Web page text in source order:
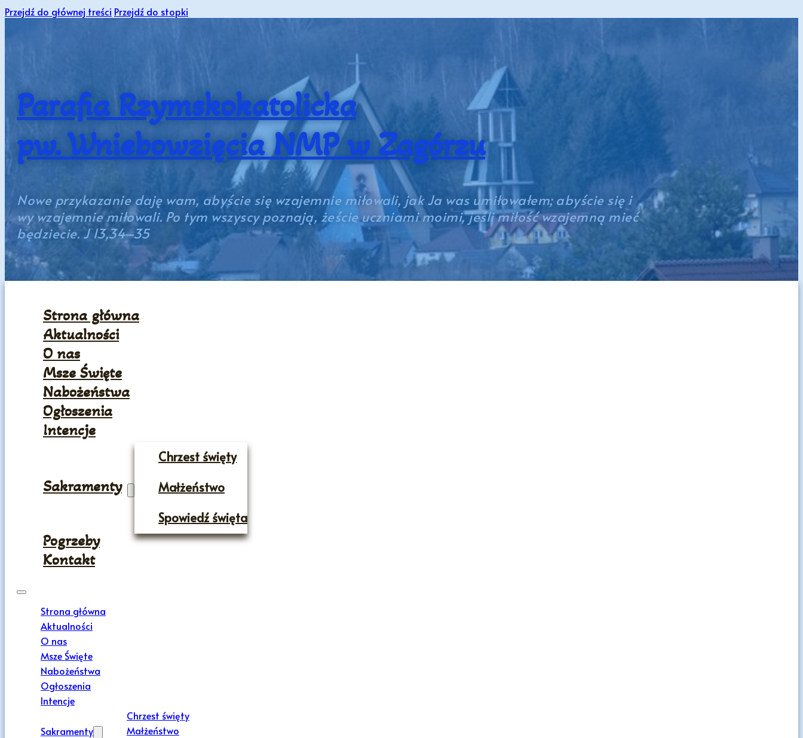
Przejdź do głównej treści Przejdź do stopki
Parafia Rzymskokatolicka
pw. Wniebowzięcia NMP w Zagórzu
Nowe przykazanie daję wam, abyście się wzajemnie miłowali, jak Ja was umiłowałem; abyście się i
wy wzajemnie miłowali. Po tym wszyscy poznają, żeście uczniami moimi, jeśli miłość wzajemną mieć
będziecie. J 13,34–35
Strona główna
Aktualności
O nas
Msze Święte
Nabożeństwa
Ogłoszenia
Intencje
Sakramenty
Chrzest święty
Małżeństwo
Spowiedź święta
Pogrzeby
Kontakt
Strona główna
Aktualności
O nas
Msze Święte
Nabożeństwa
Ogłoszenia
Intencje
Sakramenty
Chrzest święty
Małżeństwo